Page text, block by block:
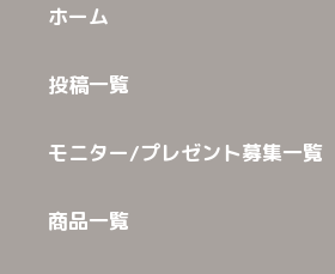
ホーム
投稿一覧
モニター/プレゼント募集一覧
商品一覧